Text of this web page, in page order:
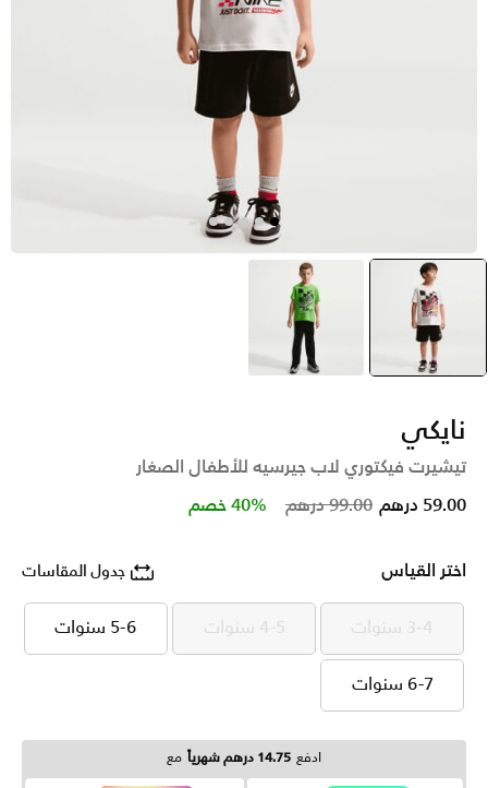
selected
أسود أخضر
نايكي
تيشيرت فيكتوري لاب جيرسيه للأطفال الصغار
Price reduced from
99.00 درهم to 59.00 درهم 40% خصم
اختر القياس جدول المقاسات
3-4 سنوات 3-4 سنوات 4-5 سنوات 4-5 سنوات 5-6 سنوات 5-6 سنوات
6-7 سنوات 6-7 سنوات
ادفع 14.75 درهم شهرياً مع